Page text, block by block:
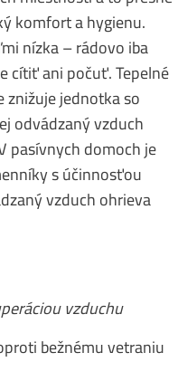
komfort a hygienu.
nízka – rádovo iba
cítiť ani počuť. Tepelné
jednotka so
odvádzaný vzduch
pasívnych domoch je
s účinnosťou
vzduch ohrieva
vzduchu
bežnému vetraniu